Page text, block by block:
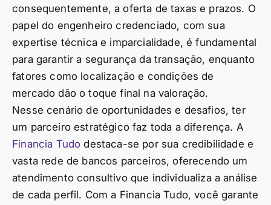
consequentemente, a oferta de taxas e prazos. O
papel do engenheiro credenciado, com sua
expertise técnica e imparcialidade, é fundamental
para garantir a segurança da transação, enquanto
fatores como localização e condições de
mercado dão o toque final na valoração.
Nesse cenário de oportunidades e desafios, ter
um parceiro estratégico faz toda a diferença. A
Financia Tudo destaca-se por sua credibilidade e
vasta rede de bancos parceiros, oferecendo um
atendimento consultivo que individualiza a análise
de cada perfil. Com a Financia Tudo, você garante